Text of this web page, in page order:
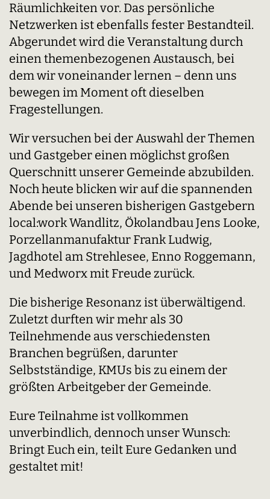
Räumlichkeiten vor. Das persönliche
Netzwerken ist ebenfalls fester Bestandteil.
Abgerundet wird die Veranstaltung durch
einen themenbezogenen Austausch, bei
dem wir voneinander lernen – denn uns
bewegen im Moment oft dieselben
Fragestellungen.
Wir versuchen bei der Auswahl der Themen
und Gastgeber einen möglichst großen
Querschnitt unserer Gemeinde abzubilden.
Noch heute blicken wir auf die spannenden
Abende bei unseren bisherigen Gastgebern
local:work Wandlitz, Ökolandbau Jens Looke,
Porzellanmanufaktur Frank Ludwig,
Jagdhotel am Strehlesee, Enno Roggemann,
und Medworx mit Freude zurück.
Die bisherige Resonanz ist überwältigend.
Zuletzt durften wir mehr als 30
Teilnehmende aus verschiedensten
Branchen begrüßen, darunter
Selbstständige, KMUs bis zu einem der
größten Arbeitgeber der Gemeinde.
Eure Teilnahme ist vollkommen
unverbindlich, dennoch unser Wunsch:
Bringt Euch ein, teilt Eure Gedanken und
gestaltet mit!